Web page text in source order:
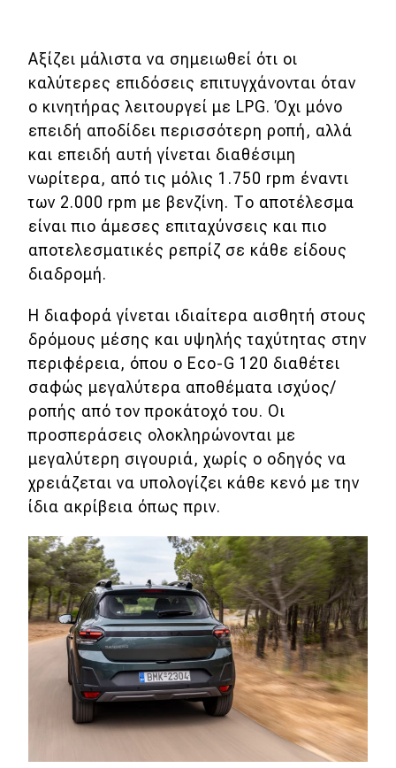
Αξίζει μάλιστα να σημειωθεί ότι οι
καλύτερες επιδόσεις επιτυγχάνονται όταν
ο κινητήρας λειτουργεί με LPG. Όχι μόνο
επειδή αποδίδει περισσότερη ροπή, αλλά
και επειδή αυτή γίνεται διαθέσιμη
νωρίτερα, από τις μόλις 1.750 rpm έναντι
των 2.000 rpm με βενζίνη. Το αποτέλεσμα
είναι πιο άμεσες επιταχύνσεις και πιο
αποτελεσματικές ρεπρίζ σε κάθε είδους
διαδρομή.
Η διαφορά γίνεται ιδιαίτερα αισθητή στους
δρόμους μέσης και υψηλής ταχύτητας στην
περιφέρεια, όπου ο Eco-G 120 διαθέτει
σαφώς μεγαλύτερα αποθέματα ισχύος/
ροπής από τον προκάτοχό του. Οι
προσπεράσεις ολοκληρώνονται με
μεγαλύτερη σιγουριά, χωρίς ο οδηγός να
χρειάζεται να υπολογίζει κάθε κενό με την
ίδια ακρίβεια όπως πριν.